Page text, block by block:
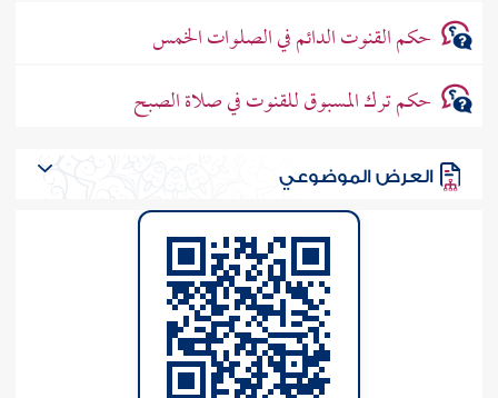
حكم القنوت الدائم في الصلوات الخمس
حكم ترك المسبوق للقنوت في صلاة الصبح
العرض الموضوعي